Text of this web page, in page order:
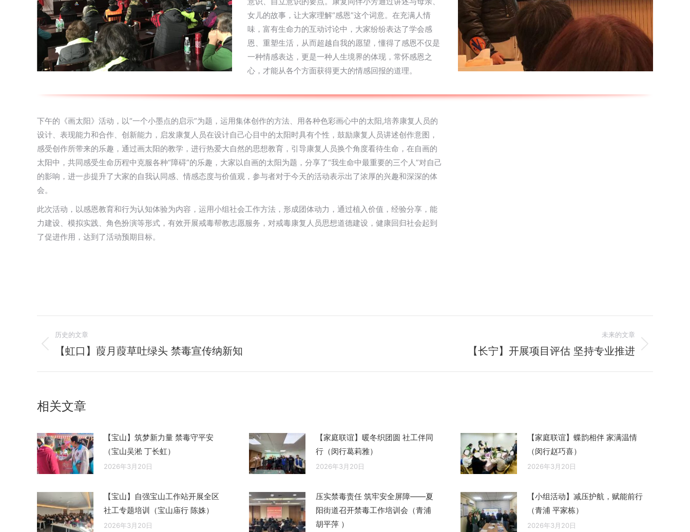
女儿的故事，让大家理解“感恩”这个词意。在充满人情
味，富有生命力的互动讨论中，大家纷纷表达了学会感
恩、重塑生活，从而超越自我的愿望，懂得了感恩不仅是
一种情感表达，更是一种人生境界的体现，常怀感恩之
心，才能从各个方面获得更大的情感回报的道理。
下午的《画太阳》活动，以“一个小墨点的启示”为题，运用集体创作的方法、用各种色彩画心中的太阳,培养康复人员的
设计、表现能力和合作、创新能力，启发康复人员在设计自己心目中的太阳时具有个性，鼓励康复人员讲述创作意图，
感受创作所带来的乐趣，通过画太阳的教学，进行热爱大自然的思想教育，引导康复人员换个角度看待生命，在自画的
太阳中，共同感受生命历程中克服各种“障碍”的乐趣，大家以自画的太阳为题，分享了“我生命中最重要的三个人”对自己
的影响，进一步提升了大家的自我认同感、情感态度与价值观，参与者对于今天的活动表示出了浓厚的兴趣和深深的体
会。
此次活动，以感恩教育和行为认知体验为内容，运用小组社会工作方法，形成团体动力，通过植入价值，经验分享，能
力建设、模拟实践、角色扮演等形式，有效开展戒毒帮教志愿服务，对戒毒康复人员思想道德建设，健康回归社会起到
了促进作用，达到了活动预期目标。
章
导
历史的文章
历
章：
【虹口】葭月葭草吐绿头 禁毒宣传纳新知
未来的文章
【长宁】开展项目评估 坚持专业推进
相关文章
【宝山】筑梦新力量 禁毒守平安
（宝山吴淞 丁长虹）
2026年3月20日
【家庭联谊】暖冬织团圆 社工伴同
行（闵行葛莉雅）
2026年3月20日
【家庭联谊】蝶韵相伴 家满温情
（闵行赵巧喜）
2026年3月20日
【宝山】自强宝山工作站开展全区
社工专题培训（宝山庙行 陈姝）
2026年3月20日
压实禁毒责任 筑牢安全屏障——夏
阳街道召开禁毒工作培训会（青浦
胡平萍 ）
【小组活动】减压护航，赋能前行
（青浦 平家栋）
2026年3月20日